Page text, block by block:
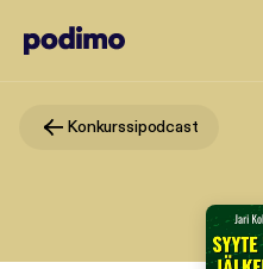
Konkurssipodcast